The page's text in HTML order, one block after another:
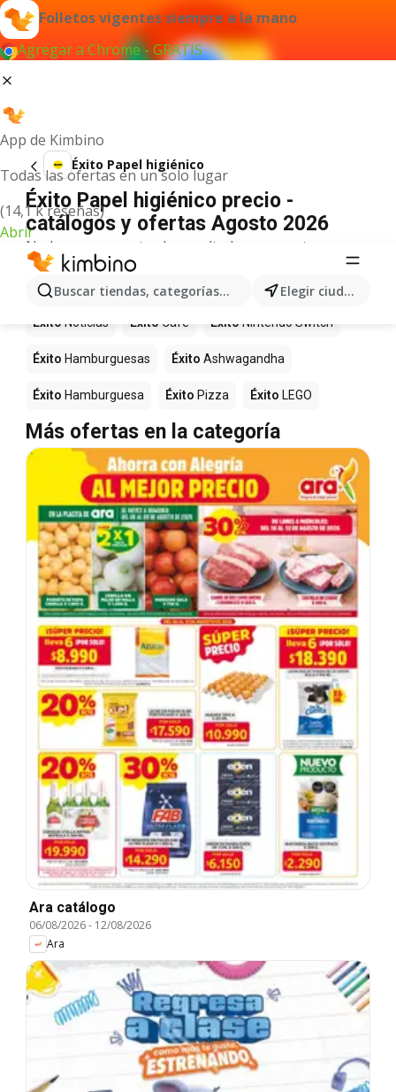
Folletos vigentes siempre a la mano
Agregar a Chrome - GRATIS
App de Kimbino
Todas las ofertas en un solo lugar
(14,1 k reseñas)
Abrir
Buscar tiendas, categorías, productos... Elegir ciudad
Éxito Papel higiénico
Éxito Papel higiénico precio -
catálogos y ofertas Agosto 2026
No hemos encontrado resultados para este
término.
Más productos en tiendas Éxito
Éxito Noticias Éxito Café Éxito Nintendo Switch
Éxito Hamburguesas Éxito Ashwagandha
Éxito Hamburguesa Éxito Pizza Éxito LEGO
Más ofertas en la categoría
Ara catálogo
06/08/2026- 12/08/2026
Ara